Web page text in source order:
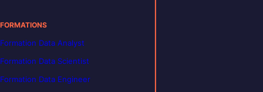
FORMATIONS
Formation Data Analyst
Formation Data Scientist
Formation Data Engineer